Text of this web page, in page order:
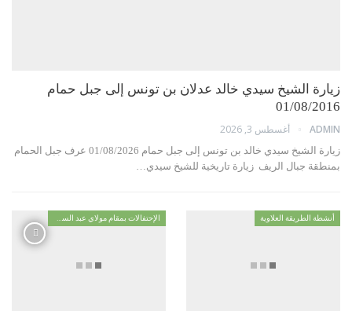
الشيخ سيدي خالد عدلان بن تونس إلى جبل حمام
01/08/
أغسطس 3, 2026
زيارة الشيخ سيدي خالد بن تونس إلى جبل حمام 01/08/2026 عرف جبل الحمام
جبال الريف زيارة تاريخية للشيخ سيدي…
الطريقة العلاوية الإحتفالات بمقام مولاي عبد السلام ابن مشيش